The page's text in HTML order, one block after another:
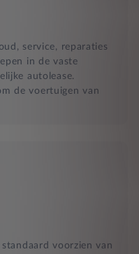
service, reparaties
in de vaste
autolease.
de voertuigen van
voorzien van